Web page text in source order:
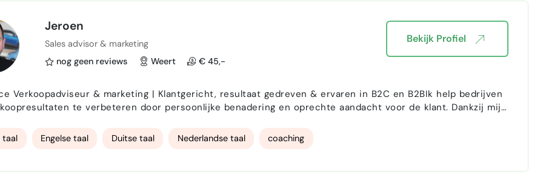
Jeroen
Sales advisor & marketing
nog geen reviews
Weert € 45,-
Verkoopadviseur & marketing | Klantgericht, resultaat gedreven & ervaren in B2C en B2BIk help bedrijven
te verbeteren door persoonlijke benadering en oprechte aandacht voor de klant. Dankzij mijn
tijdelijke opdrachten, salesondersteuning of events. …
taal Engelse taal Duitse taal Nederlandse taal coaching
Bekijk Profiel